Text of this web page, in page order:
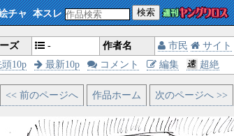
チャ 本スレ 検索
ズ - 作者名 市民
サイト
頭10p 最新10p コメント 編集 超絶
<< 前のページへ 作品ホーム 次のページへ >>